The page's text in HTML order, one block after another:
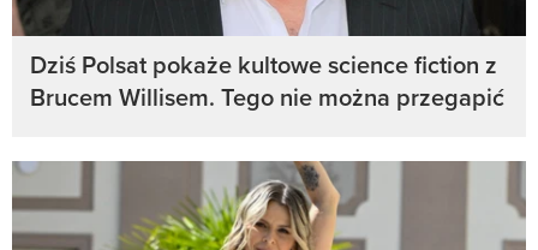
Dziś Polsat pokaże kultowe science fiction z
Brucem Willisem. Tego nie można przegapić